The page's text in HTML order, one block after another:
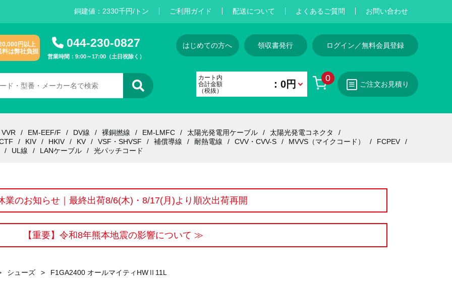
銅建値： 2330千円/トン ご利用ガイド 配送について よくあるご質問 お問い合わせ
円以上
料は弊社負担
044-230-0827
営業時間：9:00～17:00（土日祝除く）
はじめての方へ 領収書発行 ログイン／無料会員登録
0
カート内
合計金額
（税抜）
：0円 ご注文お見積り
VVR EM-EEF/F DV線 裸銅撚線 EM-LMFC 太陽光発電用ケーブル
太陽光発電コネクタ
KIV HKIV KV VSF・SHVSF 補償導線 耐熱電線 CVV・CVV-S MVVS（マイクコード）
FCPEV
UL線
LANケーブル 光パッチコード
業のお知らせ｜最終出荷8/6(木)・8/17(月)より順次出荷再開
【重要】令和8年熊本地震の影響について ≫
シューズ > F1GA2400 オールマイティHWⅡ11L